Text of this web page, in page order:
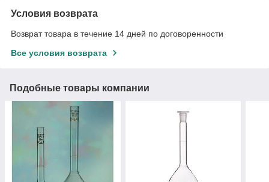
Условия возврата
Возврат товара в течение 14 дней по договоренности
Все условия возврата
Подобные товары компании